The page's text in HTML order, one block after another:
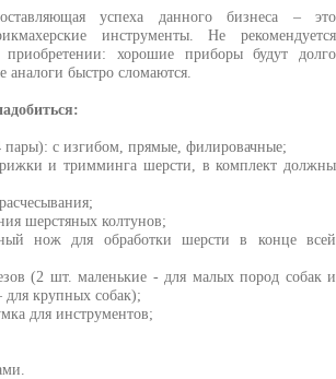
успеха данного бизнеса – это
инструменты. Не рекомендуется
хорошие приборы будут долго
аналоги быстро сломаются.
с изгибом, прямые, филировачные;
и тримминга шерсти, в комплект должны
шерстяных колтунов;
нож для обработки шерсти в конце всей
(2 шт. маленькие - для малых пород собак и
крупных собак);
для инструментов;